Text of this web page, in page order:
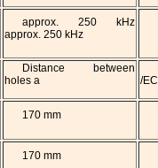
approx. 250 kHz
approx. 250 kHz
Distance between
holes a
/
170 mm
170 mm